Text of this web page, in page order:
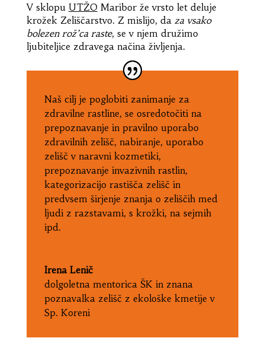
​V sklopu UTŽO Maribor že vrsto let deluje
krožek Zeliščarstvo. Z mislijo, da za vsako
bolezen rož’ca raste, se v njem družimo
ljubiteljice zdravega načina življenja.
Naš cilj je poglobiti zanimanje za
zdravilne rastline, se osredotočiti na
prepoznavanje in pravilno uporabo
zdravilnih zelišč, nabiranje, uporabo
zelišč v naravni kozmetiki,
prepoznavanje invazivnih rastlin,
kategorizacijo rastišča zelišč in
predvsem širjenje znanja o zeliščih med
ljudi z razstavami, s krožki, na sejmih
ipd.
Irena Lenič
dolgoletna mentorica ŠK in znana
poznavalka zelišč z ekološke kmetije v
Sp. Koreni